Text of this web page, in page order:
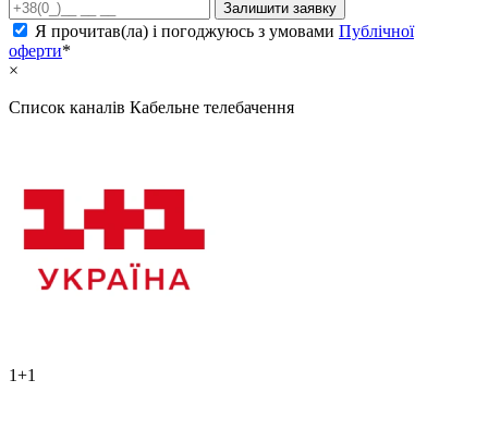
Залишити заявку
Я прочитав(ла) і погоджуюсь з умовами Публічної
оферти*
×
Список каналів Кабельне телебачення
1+1